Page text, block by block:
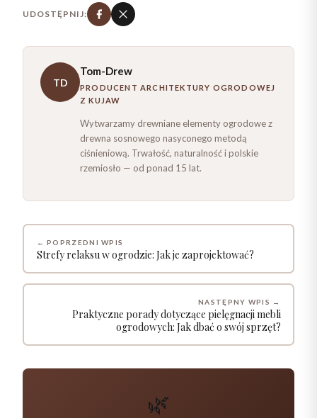
UDOSTĘPNIJ:
TD
Tom-Drew
PRODUCENT ARCHITEKTURY OGRODOWEJ
Z KUJAW
Wytwarzamy drewniane elementy ogrodowe z
drewna sosnowego nasyconego metodą
ciśnieniową. Trwałość, naturalność i polskie
rzemiosło — od ponad 15 lat.
← POPRZEDNI WPIS
Strefy relaksu w ogrodzie: Jak je zaprojektować?
NASTĘPNY WPIS →
Praktyczne porady dotyczące pielęgnacji mebli
ogrodowych: Jak dbać o swój sprzęt?
🌿